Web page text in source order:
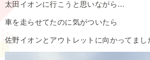
太田イオンに行こうと思いながら…
車を走らせてたのに気がついたら
佐野イオンとアウトレットに向かってまし